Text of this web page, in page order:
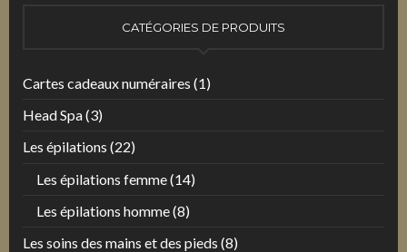
CATÉGORIES DE PRODUITS
Cartes cadeaux numéraires (1)
Head Spa(3)
Les épilations (22)
Les épilations femme(14)
Les épilations homme(8)
Les soins des mains et des pieds (8)